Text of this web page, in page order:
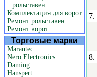
рольставен
Комплектация для ворот
Ремонт рольставен
Ремонт ворот
Торговые марки
Marantec
Nero Electronics
Daming
Hanspert
7.
8.